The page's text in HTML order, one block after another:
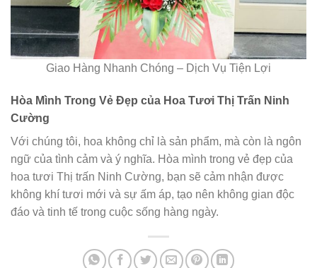
Giao Hàng Nhanh Chóng – Dịch Vụ Tiện Lợi
Hòa Mình Trong Vẻ Đẹp của Hoa Tươi Thị Trấn Ninh
Cường
Với chúng tôi, hoa không chỉ là sản phẩm, mà còn là ngôn
ngữ của tình cảm và ý nghĩa. Hòa mình trong vẻ đẹp của
hoa tươi Thị trấn Ninh Cường, bạn sẽ cảm nhận được
không khí tươi mới và sự ấm áp, tạo nên không gian độc
đáo và tinh tế trong cuộc sống hàng ngày.